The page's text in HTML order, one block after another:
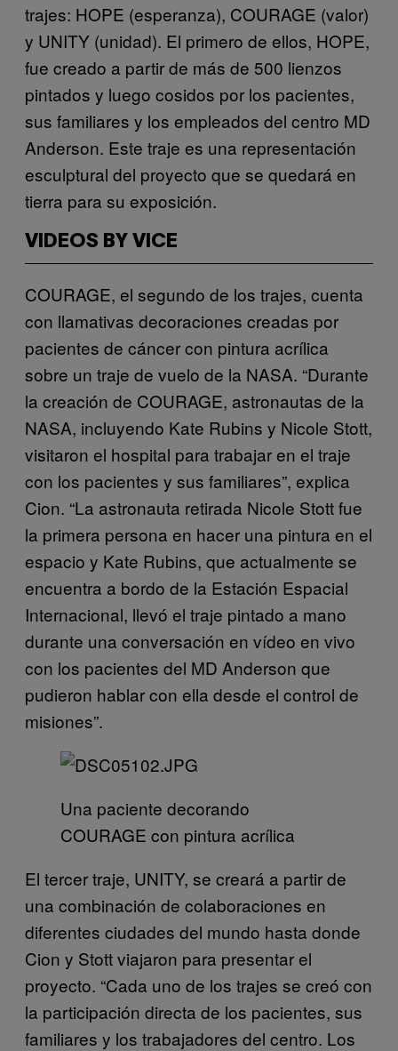
trajes: HOPE (esperanza), COURAGE (valor)
y UNITY (unidad). El primero de ellos, HOPE,
fue creado a partir de más de 500 lienzos
pintados y luego cosidos por los pacientes,
sus familiares y los empleados del centro MD
Anderson. Este traje es una representación
esculptural del proyecto que se quedará en
tierra para su exposición.
VIDEOS BY VICE
COURAGE, el segundo de los trajes, cuenta
con llamativas decoraciones creadas por
pacientes de cáncer con pintura acrílica
sobre un traje de vuelo de la NASA. “Durante
la creación de COURAGE, astronautas de la
NASA, incluyendo Kate Rubins y Nicole Stott,
visitaron el hospital para trabajar en el traje
con los pacientes y sus familiares”, explica
Cion. “La astronauta retirada Nicole Stott fue
la primera persona en hacer una pintura en el
espacio y Kate Rubins, que actualmente se
encuentra a bordo de la Estación Espacial
Internacional, llevó el traje pintado a mano
durante una conversación en vídeo en vivo
con los pacientes del MD Anderson que
pudieron hablar con ella desde el control de
misiones”.
Una paciente decorando
COURAGE con pintura acrílica
El tercer traje, UNITY, se creará a partir de
una combinación de colaboraciones en
diferentes ciudades del mundo hasta donde
Cion y Stott viajaron para presentar el
proyecto. “Cada uno de los trajes se creó con
la participación directa de los pacientes, sus
familiares y los trabajadores del centro. Los